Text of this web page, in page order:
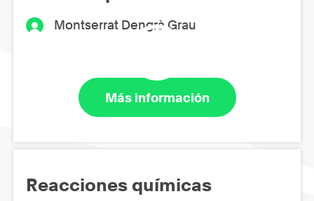
Montserrat Dengrà Grau
Más información
Reacciones químicas